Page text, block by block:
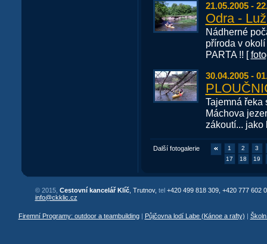
21.05.2005 -
Odra -
Nádherné
příroda v
PARTA !! [
30.04.2005 -
Tajemná řeka
Máchova
zákoutí...
Další fotogalerie 1 2
3
17
18 19
© 2015, Cestovní kancelář Klíč, Trutnov, tel +420 499 818 309, +420 777 602
info@ckklic.cz
Firemní Programy: outdoor a teambuilding| Půjčovna lodí Labe (Kánoe a rafty) |